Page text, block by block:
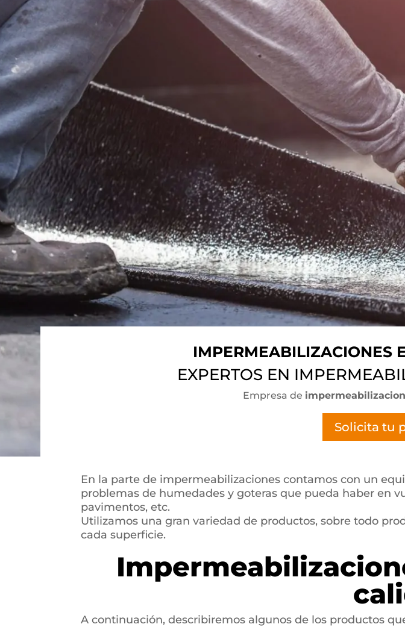
IMPERMEABILIZACIONES
EXPERTOS EN
Empresa de
Solicita tu
En la parte de impermeabilizaciones contamos con un
problemas de humedades y goteras que pueda haber en
pavimentos, etc.
Utilizamos una gran variedad de productos, sobre todo
cada superficie.
A continuación, describiremos algunos de los productos